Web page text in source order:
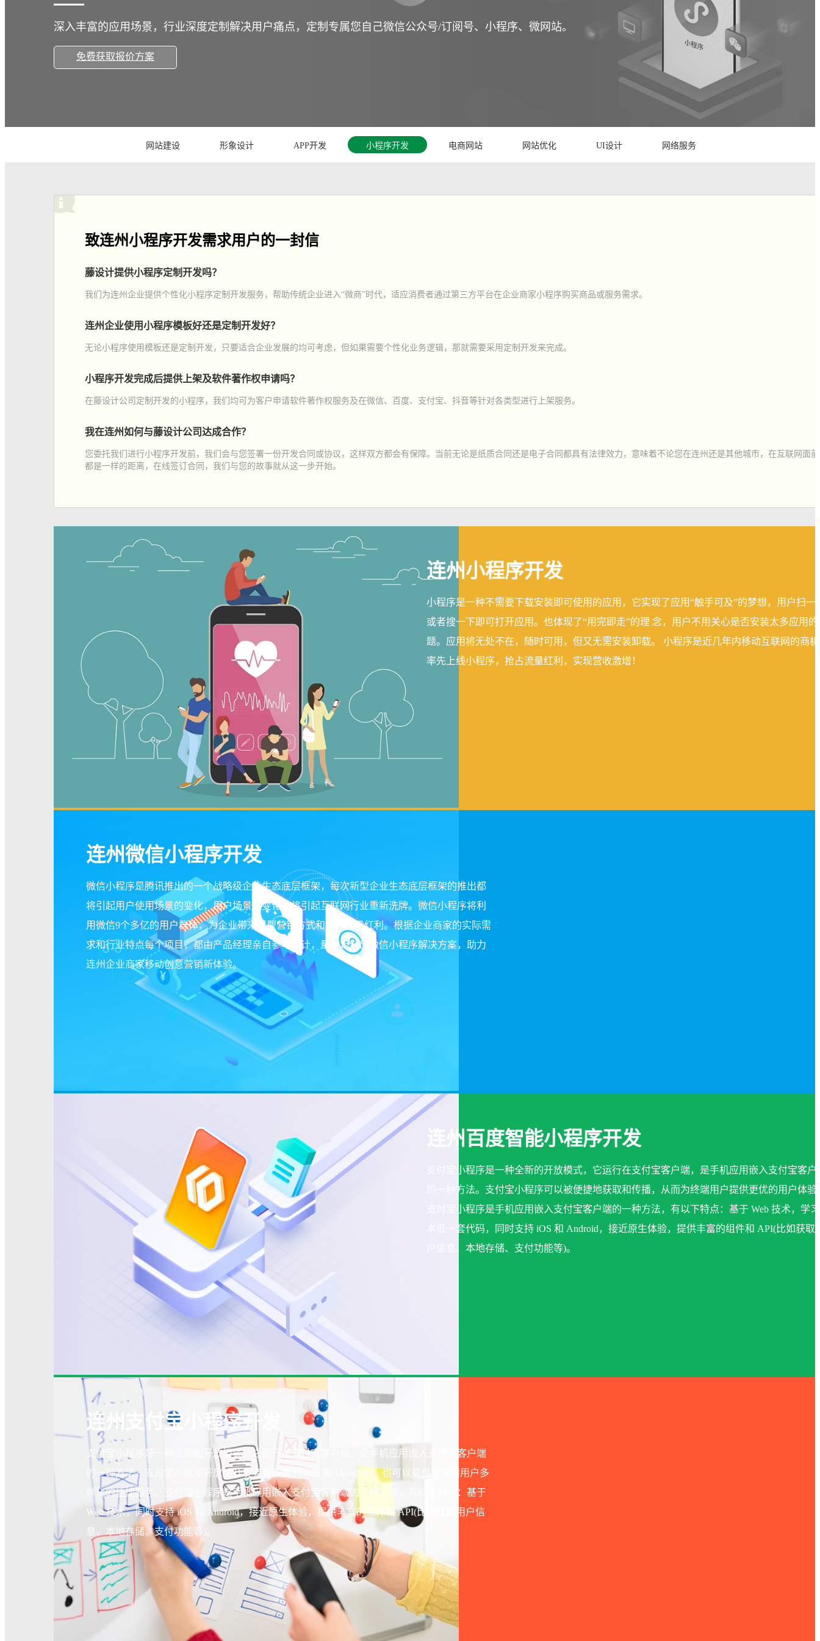
深入丰富的应用场景，行业深度定制解决用户痛点，定制专属您自己微信公众号/订阅号、小程序、微网站。
免费获取报价方案
网站建设 形象设计 APP开发 小程序开发 电商网站 网站优化 UI设计 网络服务
致连州小程序开发需求用户的一封信
藤设计提供小程序定制开发吗？
我们为连州企业提供个性化小程序定制开发服务，帮助传统企业进入“微商”时代，适应消费者通过第三方平台在企业商家小程序购买商品或服务需求。
连州企业使用小程序模板好还是定制开发好？
无论小程序使用模板还是定制开发，只要适合企业发展的均可考虑，但如果需要个性化业务逻辑，那就需要采用定制开发来完成。
小程序开发完成后提供上架及软件著作权申请吗？
在藤设计公司定制开发的小程序，我们均可为客户申请软件著作权服务及在微信、百度、支付宝、抖音等针对各类型进行上架服务。
我在连州如何与藤设计公司达成合作？
您委托我们进行小程序开发前，我们会与您签署一份开发合同或协议，这样双方都会有保障。当前无论是纸质合同还是电子合同都具有法律效力，意味着不论您在连州还是其他城市，在互联网面
都是一样的距离，在线签订合同，我们与您的故事就从这一步开始。
连州小程序开发
小程序是一种不需要下载安装即可使用的应用，它实现了应用“触手可及”的梦想，用户扫一
或者搜一下即可打开应用。也体现了“用完即走”的理 念，用户不用关心是否安装太多应用的
题。应用将无处不在，随时可用，但又无需安装卸载。 小程序是近几年内移动互联网的商
率先上线小程序，抢占流量红利，实现营收激增！
连州微信小程序开发
微信小程序是腾讯推出的一个战略级企业生态底层框架，每次新型企业生态底层框架的推出都
将引起用户使用场景的变化，用户场景的变化必将引起互联网行业重新洗牌。微信小程序将利
用微信9个多亿的用户群体，为企业带来新型营销方式和巨大流量红利。根据企业商家的实际需
求和行业特点每个项目，都由产品经理亲自参与设计，量身定制出微信小程序解决方案，助力
连州企业商家移动创意营销新体验。
连州百度智能小程序开发
支付宝小程序是一种全新的开放模式，它运行在支付宝客户端，是手机应用嵌入支付宝客户
的一种方法。支付宝小程序可以被便捷地获取和传播，从而为终端用户提供更优的用户体验
支付宝小程序是手机应用嵌入支付宝客户端的一种方法，有以下特点：基于 Web 技术，学
本低一套代码，同时支持 iOS 和 Android，接近原生体验，提供丰富的组件和 API(比如获取
户信息、本地存储、支付功能等)。
连州支付宝小程序开发
支付宝小程序是一种全新的开放模式，它运行在支付宝客户端，是手机应用嵌入支付宝客户端
的一种方法。支付宝小程序开放给开发者更多的 JS API 和 OpenAPI，也可以提供给连州用户多
样化的便捷服务。支付宝小程序是手机应用嵌入支付宝客户端的一种方法，有以下特点：基于
Web 技术，同时支持 iOS 和 Android，接近原生体验，提供丰富的组件和 API(比如获取用户信
息、本地存储、支付功能等)。